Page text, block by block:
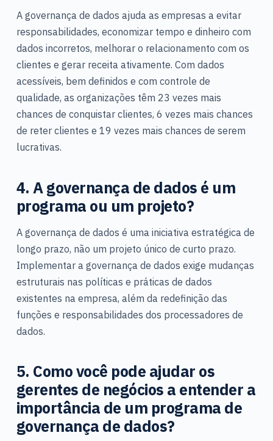
A governança de dados ajuda as empresas a evitar
responsabilidades, economizar tempo e dinheiro com
dados incorretos, melhorar o relacionamento com os
clientes e gerar receita ativamente. Com dados
acessíveis, bem definidos e com controle de
qualidade, as organizações têm 23 vezes mais
chances de conquistar clientes, 6 vezes mais chances
de reter clientes e 19 vezes mais chances de serem
lucrativas.
4.A governança de dados é um
programa ou um projeto?
A governança de dados é uma iniciativa estratégica de
longo prazo, não um projeto único de curto prazo.
Implementar a governança de dados exige mudanças
estruturais nas políticas e práticas de dados
existentes na empresa, além da redefinição das
funções e responsabilidades dos processadores de
dados.
5. Como você pode ajudar os
gerentes de negócios a entender a
importância de um programa de
governança de dados?